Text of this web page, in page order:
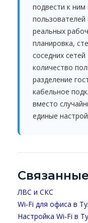
подвести к ним
реальных
планировка,
соседних сетей
количество
разделение
кабельное
вместо
единые
ЛВС и СКС
Wi‑Fi для офиса в
Настройка Wi‑Fi в